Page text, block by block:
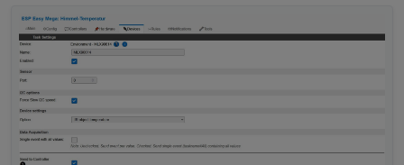
zu unterstützen.
Tasmota ünterstützt das zwar (github Tasmota
MLX90614), aber man muß dann selbst übersetzen.